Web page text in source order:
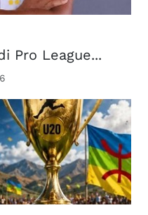
Pro League...